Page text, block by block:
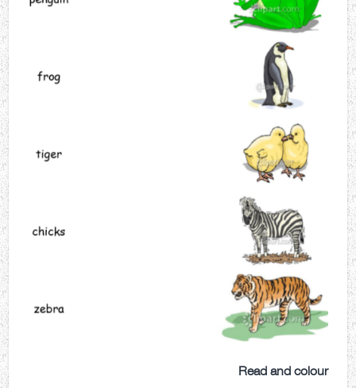
Read and colour